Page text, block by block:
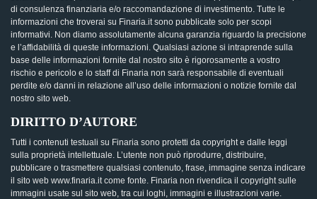
di consulenza finanziaria e/o raccomandazione di investimento. Tutte le
informazioni che troverai su Finaria.it sono pubblicate solo per scopi
informativi. Non diamo assolutamente alcuna garanzia riguardo la precisione
e l’affidabilità di queste informazioni. Qualsiasi azione si intraprende sulla
base delle informazioni fornite dal nostro sito è rigorosamente a vostro
rischio e pericolo e lo staff di Finaria non sarà responsabile di eventuali
perdite e/o danni in relazione all’uso delle informazioni o notizie fornite dal
nostro sito web.
DIRITTO D’AUTORE
Tutti i contenuti testuali su Finaria sono protetti da copyright e dalle leggi
sulla proprietà intellettuale. L’utente non può riprodurre, distribuire,
pubblicare o trasmettere qualsiasi contenuto, frase, immagine senza indicare
il sito web www.finaria.it come fonte. Finaria non rivendica il copyright sulle
immagini usate sul sito web, tra cui loghi, immagini e illustrazioni varie.